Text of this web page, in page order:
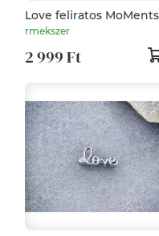
Love feliratos
Charm Medál
rmekszer
2 999 Ft